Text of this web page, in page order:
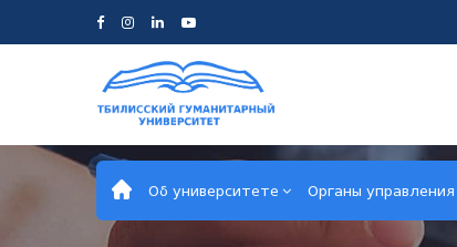
Об университете Органы управления